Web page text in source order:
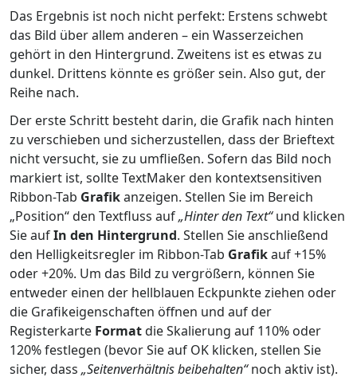
Das Ergebnis ist noch nicht perfekt: Erstens schwebt
das Bild über allem anderen – ein Wasserzeichen
gehört in den Hintergrund. Zweitens ist es etwas zu
dunkel. Drittens könnte es größer sein. Also gut, der
Reihe nach.
Der erste Schritt besteht darin, die Grafik nach hinten
zu verschieben und sicherzustellen, dass der Brieftext
nicht versucht, sie zu umfließen. Sofern das Bild noch
markiert ist, sollte TextMaker den kontextsensitiven
Ribbon-Tab Grafikanzeigen. Stellen Sie im Bereich
„Position“ den Textfluss auf„Hinter den Text“und klicken
Sie aufIn den Hintergrund. Stellen Sie anschließend
den Helligkeitsregler im Ribbon-Tab Grafikauf +15%
oder +20%. Um das Bild zu vergrößern, können Sie
entweder einen der hellblauen Eckpunkte ziehen oder
die Grafikeigenschaften öffnen und auf der
Registerkarte Formatdie Skalierung auf 110% oder
120% festlegen (bevor Sie auf OK klicken, stellen Sie
sicher, dass „Seitenverhältnis beibehalten“noch aktiv ist).